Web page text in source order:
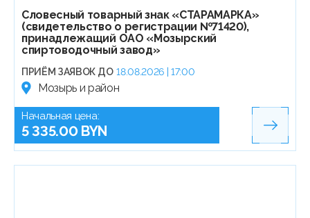
Словесный товарный знак «СТАРАМАРКА»
(свидетельство о регистрации №71420),
принадлежащий ОАО «Мозырский
спиртоводочный завод»
ПРИЁМ ЗАЯВОК ДО 18.08.2026 | 17:00
Мозырь и район
Начальная цена:
5 335.00 BYN